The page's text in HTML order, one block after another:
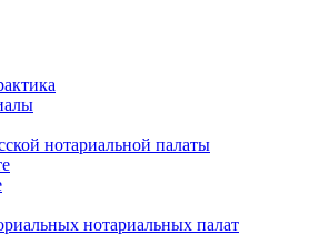
нотариальной палаты
нотариальных палат